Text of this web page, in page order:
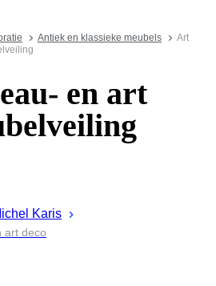
Antiek en klassieke meubels
Art
en art
Karis
art deco